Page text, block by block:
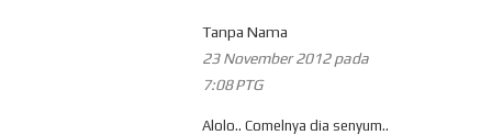
Tanpa Nama
23 November 2012 pada
7:08 PTG
Alolo.. Comelnya dia senyum..